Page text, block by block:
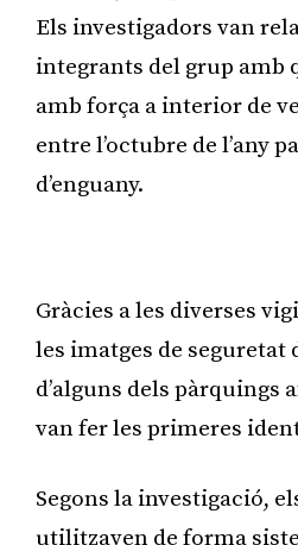
Els investigadors van
integrants del grup amb
amb força a interior de
entre l’octubre de l’any
d’enguany.
Gràcies a les diverses
les imatges de seguretat
d’alguns dels pàrquings
van fer les primeres
Segons la investigació,
utilitzaven de forma